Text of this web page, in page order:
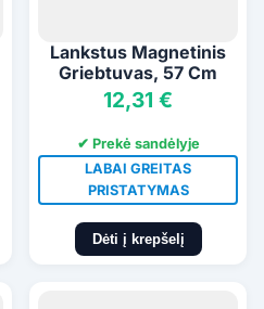
Lankstus Magnetinis
Griebtuvas, 57 Cm
12,31 €
✔ Prekė sandėlyje
LABAI GREITAS
PRISTATYMAS
Dėti į krepšelį